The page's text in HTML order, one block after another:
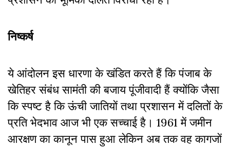
निष्कर्ष
ये आंदोलन इस धारणा के खंडित करते हैं कि पंजाब के
खेतिहर संबंध सामंती की बजाय पूंजीवादी हैं क्योंकि जैसा
कि स्पष्ट है कि ऊंची जातियों तथा प्रशासन में दलितों के
प्रति भेदभाव आज भी एक सच्चाई है। 1961 में जमीन
आरक्षण का कानून पास हुआ लेकिन अब तक वह कागजों